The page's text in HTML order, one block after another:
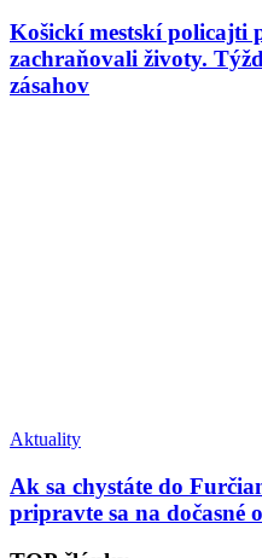
Košickí mestskí
zachraňovali životy.
zásahov
Aktuality
Ak sa chystáte do
pripravte sa na dočasné